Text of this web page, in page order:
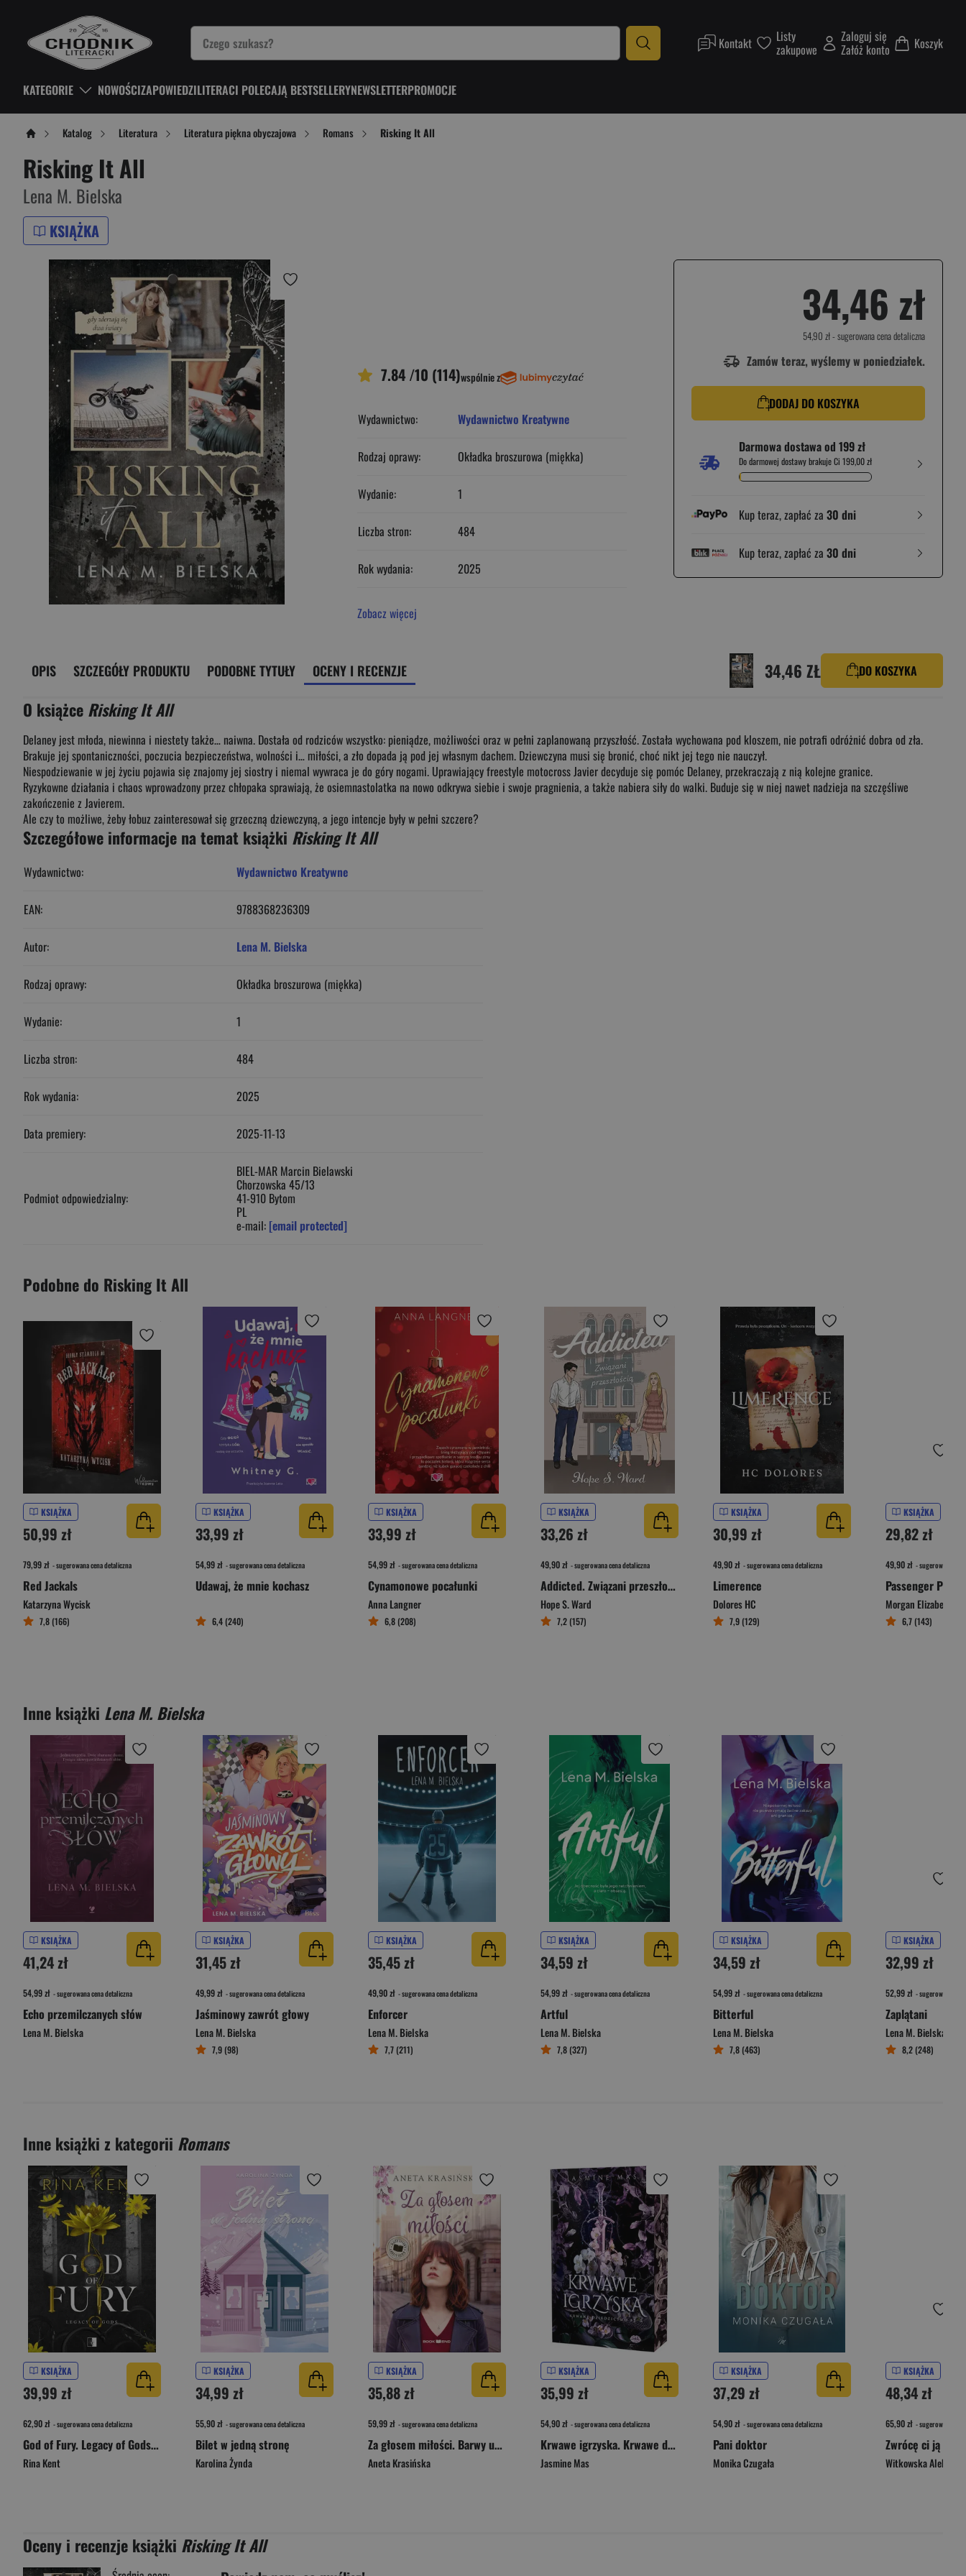
Kontakt Listy
zakupowe
Zaloguj się
Załóż konto Koszyk
KATEGORIE NOWOŚCIZAPOWIEDZILITERACI POLECAJĄ BESTSELLERYNEWSLETTERPROMOCJE
Katalog Literatura Literatura piękna obyczajowa Romans Risking It All
Risking It All
Lena M. Bielska
KSIĄŻKA
34,46 zł
54,90 zł- sugerowana cena detaliczna
Zamów teraz, wyślemy w poniedziałek.
DODAJ DO KOSZYKA
Darmowa dostawa od 199 zł
Do darmowej dostawy brakuje Ci 199,00 zł
Kup teraz, zapłać za 30 dni
Kup teraz, zapłać za 30 dni
7.84 /10 (114)wspólnie z
Wydawnictwo: Wydawnictwo Kreatywne
Rodzaj oprawy: Okładka broszurowa (miękka)
Wydanie: 1
Liczba stron: 484
Rok wydania: 2025
Zobacz więcej
OPIS SZCZEGÓŁY PRODUKTU PODOBNE TYTUŁY OCENY I RECENZJE 34,46 ZŁ DO KOSZYKA
O książce Risking It All
Delaney jest młoda, niewinna i niestety także… naiwna. Dostała od rodziców wszystko: pieniądze, możliwości oraz w pełni zaplanowaną przyszłość. Została wychowana pod kloszem, nie potrafi odróżnić dobra od zła.
Brakuje jej spontaniczności, poczucia bezpieczeństwa, wolności i… miłości, a zło dopada ją pod jej własnym dachem. Dziewczyna musi się bronić, choć nikt jej tego nie nauczył.
Niespodziewanie w jej życiu pojawia się znajomy jej siostry i niemal wywraca je do góry nogami. Uprawiający freestyle motocross Javier decyduje się pomóc Delaney, przekraczają z nią kolejne granice.
Ryzykowne działania i chaos wprowadzony przez chłopaka sprawiają, że osiemnastolatka na nowo odkrywa siebie i swoje pragnienia, a także nabiera siły do walki. Buduje się w niej nawet nadzieja na szczęśliwe
zakończenie z Javierem.
Ale czy to możliwe, żeby łobuz zainteresował się grzeczną dziewczyną, a jego intencje były w pełni szczere?
Szczegółowe informacje na temat książki Risking It All
Wydawnictwo: Wydawnictwo Kreatywne
EAN: 9788368236309
Autor: Lena M. Bielska
Rodzaj oprawy: Okładka broszurowa (miękka)
Wydanie: 1
Liczba stron: 484
Rok wydania: 2025
Data premiery: 2025-11-13
Podmiot odpowiedzialny:
BIEL-MAR Marcin Bielawski
Chorzowska 45/13
41-910 Bytom
PL
e-mail: [email protected]
Podobne do Risking It All
KSIĄŻKA
50,99 zł
79,99 zł - sugerowana cena detaliczna
Red Jackals
Katarzyna Wycisk
7,8 (166)
KSIĄŻKA
33,99 zł
54,99 zł - sugerowana cena detaliczna
Udawaj, że mnie kochasz
6,4 (240)
KSIĄŻKA
33,99 zł
54,99 zł - sugerowana cena detaliczna
Cynamonowe pocałunki
Anna Langner
6,8 (208)
KSIĄŻKA
33,26 zł
49,90 zł - sugerowana cena detaliczna
Addicted. Związani przeszłością
Hope S. Ward
7,2 (157)
KSIĄŻKA
30,99 zł
49,90 zł - sugerowana cena detaliczna
Limerence
Dolores HC
7,9 (129)
KSIĄŻKA
29,82 zł
49,90 zł - sugerowana
Passenger
Morgan Elizabeth
6,7 (143)
Inne książki Lena M. Bielska
KSIĄŻKA
41,24 zł
54,99 zł - sugerowana cena detaliczna
Echo przemilczanych słów
Lena M. Bielska
KSIĄŻKA
31,45 zł
49,99 zł - sugerowana cena detaliczna
Jaśminowy zawrót głowy
Lena M. Bielska
7,9 (98)
KSIĄŻKA
35,45 zł
49,90 zł - sugerowana cena detaliczna
Enforcer
Lena M. Bielska
7,7 (211)
KSIĄŻKA
34,59 zł
54,99 zł - sugerowana cena detaliczna
Artful
Lena M. Bielska
7,8 (327)
KSIĄŻKA
34,59 zł
54,99 zł - sugerowana cena detaliczna
Bitterful
Lena M. Bielska
7,8 (463)
KSIĄŻKA
32,99 zł
52,99 zł - sugerowana
Zaplątani
Lena M. Bielska
8,2 (248)
Inne książki z kategorii Romans
KSIĄŻKA
39,99 zł
62,90 zł - sugerowana cena detaliczna
God of Fury. Legacy of Gods Tom 5
Rina Kent
KSIĄŻKA
34,99 zł
55,90 zł - sugerowana cena detaliczna
Bilet w jedną stronę
Karolina Żynda
KSIĄŻKA
35,88 zł
59,99 zł - sugerowana cena detaliczna
Za głosem miłości. Barwy uczuć. Tom 1 Duże Litery
Aneta Krasińska
KSIĄŻKA
35,99 zł
54,90 zł - sugerowana cena detaliczna
Krwawe igrzyska. Krwawe dziedzictwo. Tom 2
Jasmine Mas
KSIĄŻKA
37,29 zł
54,90 zł - sugerowana cena detaliczna
Pani doktor
Monika Czugała
KSIĄŻKA
48,34 zł
65,90 zł - sugerowana
Witkowska
Oceny i recenzje książki Risking It All